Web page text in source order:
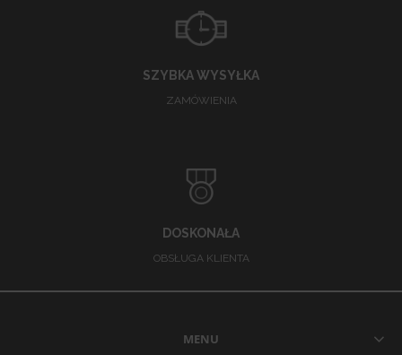
SZYBKA WYSYŁKA
ZAMÓWIENIA
DOSKONAŁA
OBSŁUGA KLIENTA
MENU